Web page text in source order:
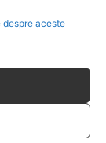
despre aceste